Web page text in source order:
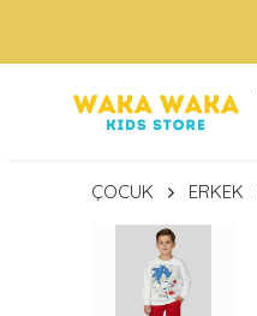
ÇOCUK ERKEK